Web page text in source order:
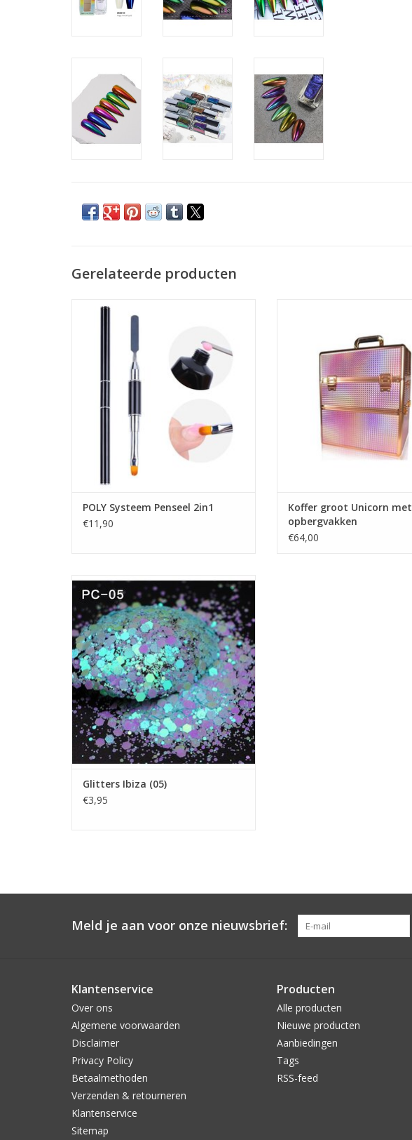
Gerelateerde producten
POLY Systeem Penseel 2in1
Poly gel Systeem
Bestel Direct!
Snelle levering en lage verzendkosten!
Veilig betalen met iDeal!
POLY Systeem Penseel 2in1
€11,90
Make-up koffer
Opleidingen biab
Opleidingen gel
Opleidingen acryl
Prijzen zijn incl. BTW
Koffer groot Unicorn met
opbergvakken
€64,00
Glitters Ibiza (05)
Nailart Flakes
Nailart glitters
Showroom
Nagels producten
Prijzen zijn incl. BTW
TOEVOEGEN AAN WINKELWAGEN
Glitters Ibiza (05)
€3,95
Meld je aan voor onze nieuwsbrief:
Klantenservice
Over ons
Algemene voorwaarden
Disclaimer
Privacy Policy
Betaalmethoden
Verzenden & retourneren
Klantenservice
Sitemap
Producten
Alle producten
Nieuwe producten
Aanbiedingen
Tags
RSS-feed